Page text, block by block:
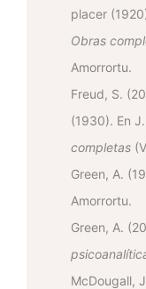
placer
Obras
Amorrortu.
Freud, S.
(1930). En
completas
Green, A.
Amorrortu.
Green, A.
McDougall,